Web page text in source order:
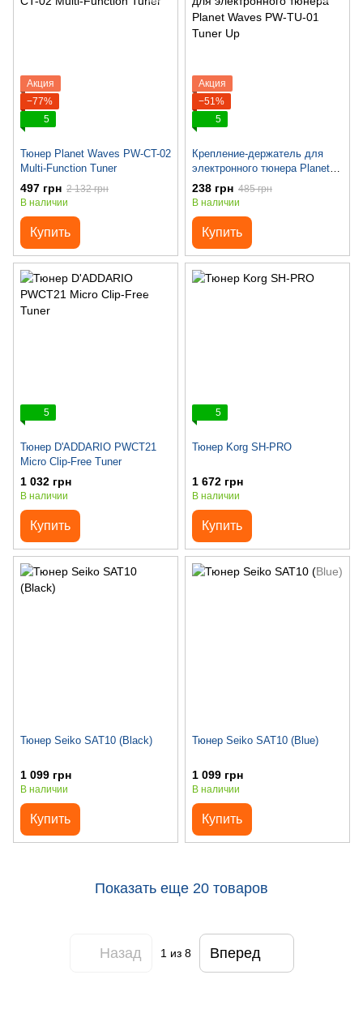
Акция
−77%
5
Тюнер Planet Waves PW-CT-02
Multi-Function Tuner
497 грн 2 132 грн
В наличии
Купить
Акция
−51%
5
Крепление-держатель для
электронного тюнера Planet
Waves PW-TU-01 Tuner Up
238 грн 485 грн
В наличии
Купить
5
Тюнер D'ADDARIO PWCT21
Micro Clip-Free Tuner
1 032 грн
В наличии
Купить
5
Тюнер Korg SH-PRO
1 672 грн
В наличии
Купить
Тюнер Seiko SAT10 (Black)
1 099 грн
В наличии
Купить
Тюнер Seiko SAT10 (Blue)
1 099 грн
В наличии
Купить
Показать еще 20 товаров
Назад 1из 8 Вперед